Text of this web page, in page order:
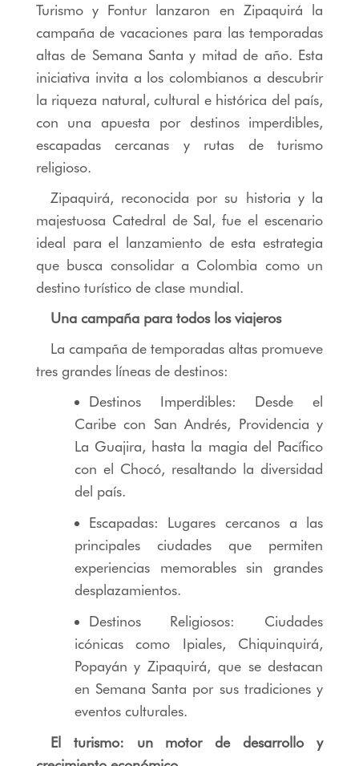
Turismo y Fontur lanzaron en Zipaquirá la
campaña de vacaciones para las temporadas
altas de Semana Santa y mitad de año. Esta
iniciativa invita a los colombianos a descubrir
la riqueza natural, cultural e histórica del país,
con una apuesta por destinos imperdibles,
escapadas cercanas y rutas de turismo
religioso.
Zipaquirá, reconocida por su historia y la
majestuosa Catedral de Sal, fue el escenario
ideal para el lanzamiento de esta estrategia
que busca consolidar a Colombia como un
destino turístico de clase mundial.
Una campaña para todos los viajeros
La campaña de temporadas altas promueve
tres grandes líneas de destinos:
Destinos Imperdibles: Desde el
Caribe con San Andrés, Providencia y
La Guajira, hasta la magia del Pacífico
con el Chocó, resaltando la diversidad
del país.
Escapadas: Lugares cercanos a las
principales ciudades que permiten
experiencias memorables sin grandes
desplazamientos.
Destinos Religiosos: Ciudades
icónicas como Ipiales, Chiquinquirá,
Popayán y Zipaquirá, que se destacan
en Semana Santa por sus tradiciones y
eventos culturales.
El turismo: un motor de desarrollo y